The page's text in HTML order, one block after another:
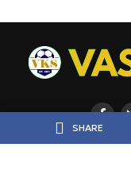
SHARE